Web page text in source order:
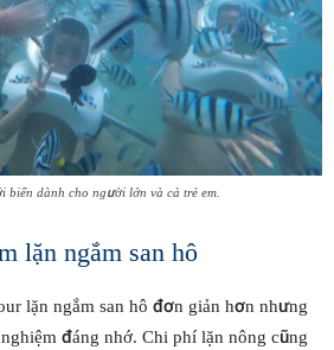
biển dành cho người lớn và cả trẻ em.
lặn ngắm san hô
lặn ngắm san hô đơn giản hơn nhưng
đáng nhớ. Chi phí lặn nông cũng